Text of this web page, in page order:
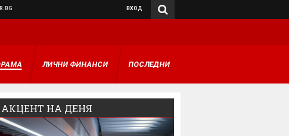
ВХОД
ЛИЧНИ ФИНАНСИ ПОСЛЕДНИ
АКЦЕНТ НА ДЕНЯ